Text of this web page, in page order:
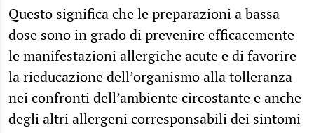
Questo significa che le preparazioni a bassa
dose sono in grado di prevenire efficacemente
le manifestazioni allergiche acute e di favorire
la rieducazione dell’organismo alla tolleranza
nei confronti dell’ambiente circostante e anche
degli altri allergeni corresponsabili dei sintomi